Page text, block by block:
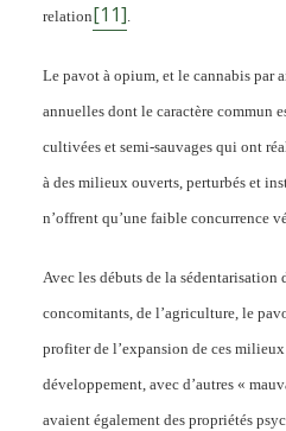
relation[11].
Le pavot à opium, et le cannabis par
annuelles dont le caractère commun
cultivées et semi-sauvages qui ont
à des milieux ouverts, perturbés et
n’offrent qu’une faible concurrence
Avec les débuts de la sédentarisation
concomitants, de l’agriculture, le
profiter de l’expansion de ces
développement, avec d’autres «
avaient également des propriétés